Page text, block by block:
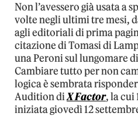
Non l’avessero già usata a
volte negli ultimi tre mesi,
agli editoriali di prima
citazione di Tomasi di
una Peroni sul lungomare
Cambiare tutto per non
logica è sembrata
Audition diX Factor, la cui
iniziata giovedì 12